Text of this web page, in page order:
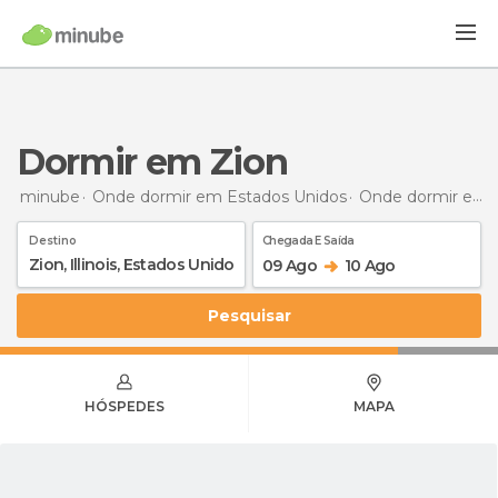
Dormir em Zion
minube Onde dormir em Estados Unidos Onde dormir em Ilinóis
Destino Chegada E Saída
09 Ago 10 Ago
Pesquisar
HÓSPEDES MAPA